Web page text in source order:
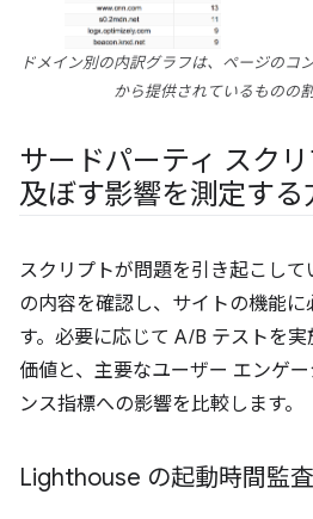
ドメイン別の内訳グラフは、ページのコ
から提供されているものの
サードパーティ スク
及ぼす影響を測定する
スクリプトが問題を引き起こし
の内容を確認し、サイトの機能
す。必要に応じて A/B テストを
価値と、主要なユーザー エンゲ
ンス指標への影響を比較します。
Lighthouse の起動時間監査